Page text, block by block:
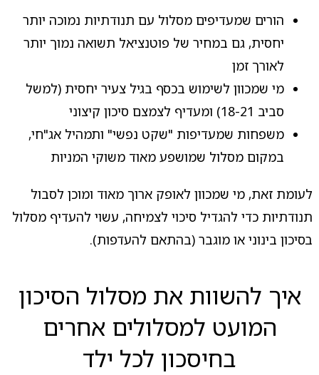
הורים שמעדיפים מסלול עם תנודתיות נמוכה יותר
יחסית, גם במחיר של פוטנציאל תשואה נמוך יותר
לאורך זמן
מי שמכוון לשימוש בכסף בגיל צעיר יחסית (למשל
סביב 18-21) ומעדיף לצמצם סיכון קיצוני
משפחות שמעדיפות "שקט נפשי" ותמהיל אג"חי,
במקום מסלול שמושפע מאוד משוקי המניות
לעומת זאת, מי שמכוון לאופק ארוך מאוד ומוכן לסבול
תנודתיות כדי להגדיל סיכוי לצמיחה, עשוי להעדיף מסלול
בסיכון בינוני או מוגבר (בהתאם להעדפות).
איך להשוות את מסלול הסיכון
המועט למסלולים אחרים
בחיסכון לכל ילד